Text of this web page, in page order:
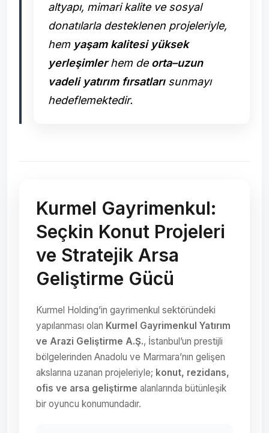
altyapı, mimari kalite ve sosyal
donatılarla desteklenen projeleriyle,
hem yaşam kalitesi yüksek
yerleşimlerhem de orta–uzun
vadeli yatırım fırsatlarısunmayı
hedeflemektedir.
Kurmel Gayrimenkul:
Seçkin Konut Projeleri
ve Stratejik Arsa
Geliştirme Gücü
Kurmel Holding’in gayrimenkul sektöründeki
yapılanması olan Kurmel Gayrimenkul Yatırım
ve Arazi Geliştirme A.Ş., İstanbul’un prestijli
bölgelerinden Anadolu ve Marmara’nın gelişen
akslarına uzanan projeleriyle; konut, rezidans,
ofis ve arsa geliştirme alanlarında bütünleşik
bir oyuncu konumundadır.